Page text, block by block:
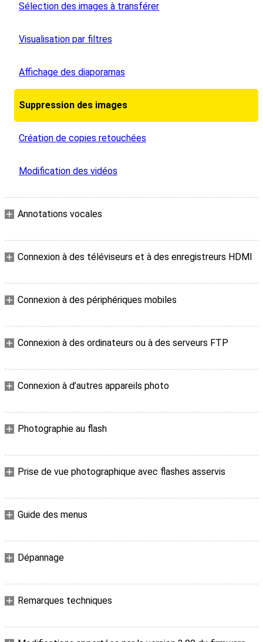
Sélection des images à transférer
Visualisation par filtres
Affichage des diaporamas
Suppression des images
Création de copies retouchées
Modification des vidéos
Annotations vocales
Connexion à des téléviseurs et à des enregistreurs HDMI
Connexion à des périphériques mobiles
Connexion à des ordinateurs ou à des serveurs FTP
Connexion à d’autres appareils photo
Photographie au flash
Prise de vue photographique avec flashes asservis
Guide des menus
Dépannage
Remarques techniques